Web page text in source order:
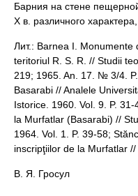
Барния на стене
Х в. различного характера,
Лит.: Barnea I.
teritoriul R. S. R. // Studii
219; 1965. An. 17. № 3/4.
Basarabi // Analele
Istorice. 1960. Vol. 9. P.
la Murfatlar (Basarabi) //
1964. Vol. 1. P. 39-58;
inscripţiilor de la Murfatlar
В. Я. Гросул